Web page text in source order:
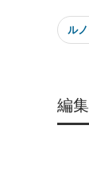
ル
編